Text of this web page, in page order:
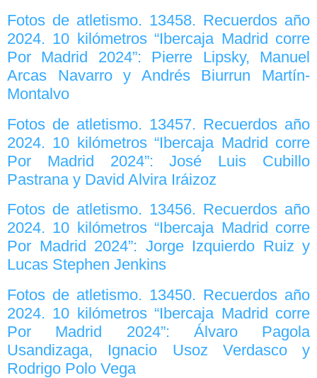
Fotos de atletismo. 13458. Recuerdos año
2024. 10 kilómetros “Ibercaja Madrid corre
Por Madrid 2024”: Pierre Lipsky, Manuel
Arcas Navarro y Andrés Biurrun Martín-
Montalvo
Fotos de atletismo. 13457. Recuerdos año
2024. 10 kilómetros “Ibercaja Madrid corre
Por Madrid 2024”: José Luis Cubillo
Pastrana y David Alvira Iráizoz
Fotos de atletismo. 13456. Recuerdos año
2024. 10 kilómetros “Ibercaja Madrid corre
Por Madrid 2024”: Jorge Izquierdo Ruiz y
Lucas Stephen Jenkins
Fotos de atletismo. 13450. Recuerdos año
2024. 10 kilómetros “Ibercaja Madrid corre
Por Madrid 2024”: Álvaro Pagola
Usandizaga, Ignacio Usoz Verdasco y
Rodrigo Polo Vega